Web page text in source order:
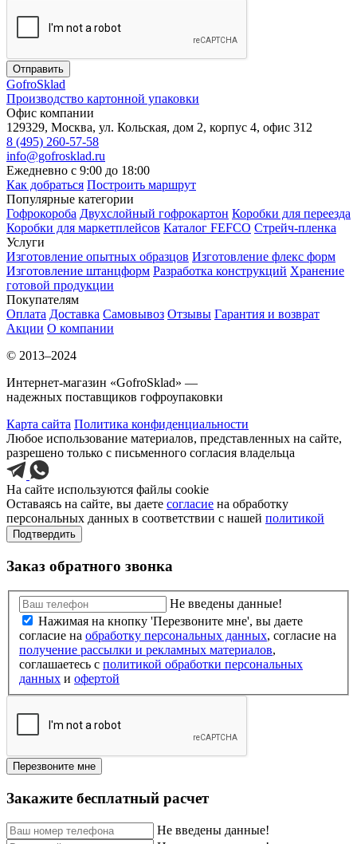
Отправить
GofroSklad
Производство картонной упаковки
Офис компании
129329, Москва, ул. Кольская, дом 2, корпус 4, офис 312
8 (495) 260-57-58
info@gofrosklad.ru
Ежедневно с 9:00 до 18:00
Как добраться Построить маршрут
Популярные категории
Гофрокороба Двухслойный гофрокартон Коробки для переезда
Коробки для маркетплейсов Каталог FEFCO Стрейч-пленка
Услуги
Изготовление опытных образцов Изготовление флекс форм
Изготовление штанцформ Разработка конструкций Хранение
готовой продукции
Покупателям
Оплата Доставка Самовывоз Отзывы Гарантия и возврат
Акции О компании
© 2013–2024
Интернет-магазин «GofroSklad» —
надежных поставщиков гофроупаковки
Карта сайта Политика конфиденциальности
Любое использование материалов, представленных на сайте,
разрешено только с письменного согласия владельца
На сайте используются файлы cookie
Оставаясь на сайте, вы даете согласие на обработку
персональных данных в соответствии с нашей политикой
Подтвердить
Заказ обратного звонка
Не введены данные!
Нажимая на кнопку 'Перезвоните мне', вы даете
согласие на обработку персональных данных, согласие на
получение рассылки и рекламных материалов,
соглашаетесь c политикой обработки персональных
данных и офертой
Перезвоните мне
Закажите бесплатный расчет
Не введены данные!